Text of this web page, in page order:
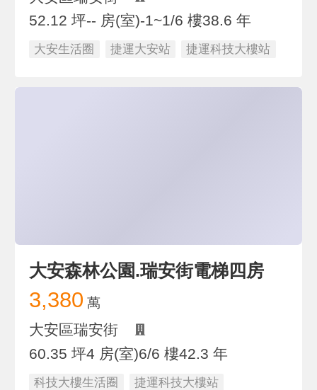
52.12 坪-- 房(室)-1~1/6 樓38.6 年
大安生活圈 捷運大安站 捷運科技大樓站
大安森林公園.瑞安街電梯四房
3,380 萬
大安區瑞安街
60.35 坪4 房(室)6/6 樓42.3 年
科技大樓生活圈
捷運科技大樓站